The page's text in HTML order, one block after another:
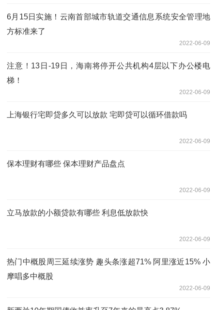
6月15日实施！云南首部城市轨道交通信息系统安全管理地
方标准来了
2022-06-09
注意！13日-19日，海南将停开公共机构4层以下办公楼电
梯！
2022-06-09
上海银行宅即贷多久可以放款 宅即贷可以循环借款吗
2022-06-09
保本理财有哪些 保本理财产品盘点
2022-06-09
立马放款的小额贷款有哪些 利息低放款快
2022-06-09
热门中概股周三延续涨势 趣头条涨超71% 阿里涨近15% 小
摩唱多中概股
2022-06-09